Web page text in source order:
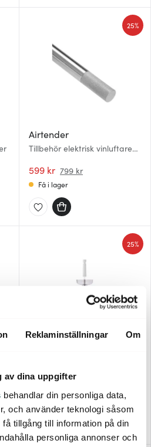
Reklaminställningar Om
av dina uppgifter
behandlar din personliga data,
och använder teknologi såsom
tillgång till information på din
personliga annonser och
Airtender
Tillbehör elektrisk vinluftare
599 kr 799 kr
25%
Få i lager
silver
25%
Få i lager